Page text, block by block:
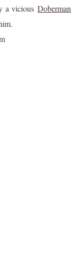
a vicious Doberman